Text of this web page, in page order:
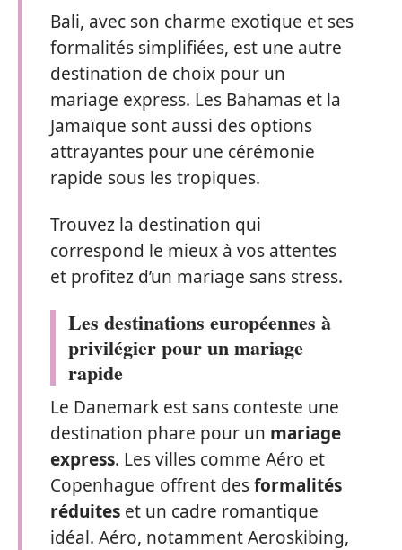
Bali, avec son charme exotique et ses
formalités simplifiées, est une autre
destination de choix pour un
mariage express. Les Bahamas et la
Jamaïque sont aussi des options
attrayantes pour une cérémonie
rapide sous les tropiques.
Trouvez la destination qui
correspond le mieux à vos attentes
et profitez d’un mariage sans stress.
Les destinations européennes à
privilégier pour un mariage
rapide
Le Danemark est sans conteste une
destination phare pour un mariage
express. Les villes comme Aéro et
Copenhague offrent desformalités
réduites et un cadre romantique
idéal. Aéro, notamment Aeroskibing,